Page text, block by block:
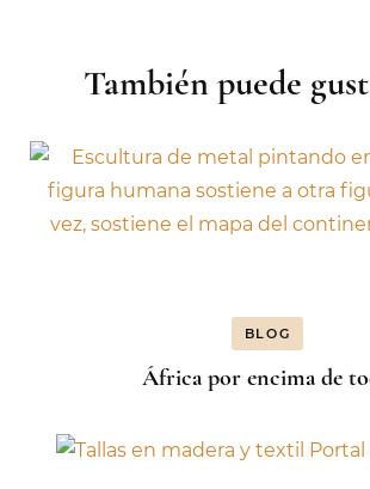
También puede
BLOG
África por encima de